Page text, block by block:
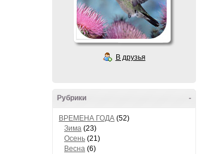
В друзья
-
Рубрики
ВРЕМЕНА ГОДА (52)
Зима (23)
Осень (21)
Весна (6)